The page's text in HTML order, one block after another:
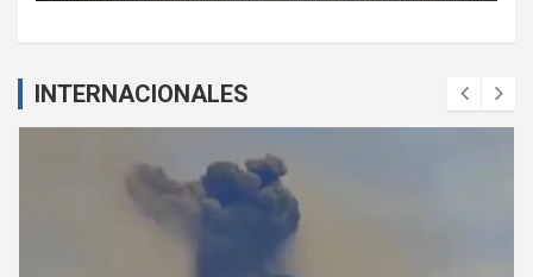
INTERNACIONALES